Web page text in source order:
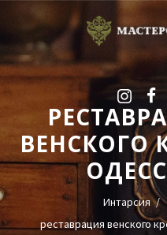
ВЕНСКОГО
Интарсия
реставрация венского
УСЛУГИ
ГАЛЕРЕЯ
ОЦЕНКА
О НАС
БЛОГ